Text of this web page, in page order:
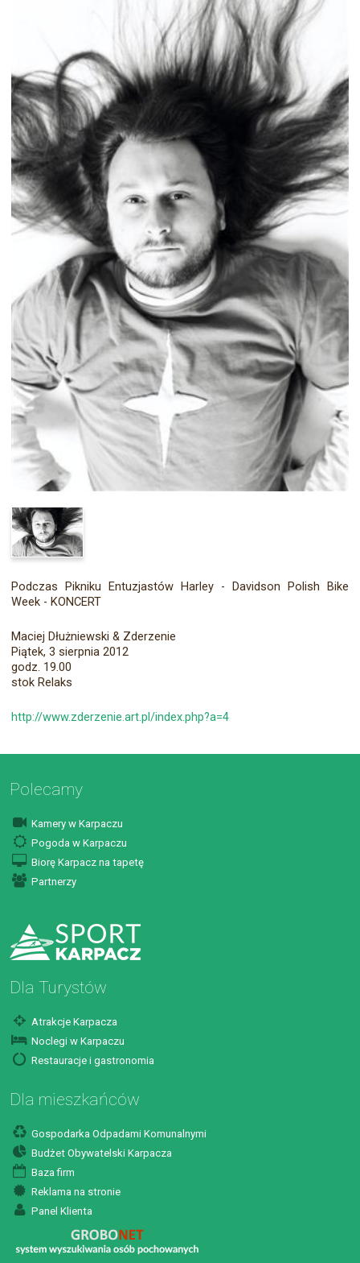
Podczas Pikniku Entuzjastów Harley - Davidson Polish Bike
Week - KONCERT
Maciej Dłużniewski & Zderzenie
Piątek, 3 sierpnia 2012
godz. 19.00
stok Relaks
http://www.zderzenie.art.pl/index.php?a=4
Polecamy
Kamery w Karpaczu
Pogoda w Karpaczu
Biorę Karpacz na tapetę
Partnerzy
Dla Turystów
Atrakcje Karpacza
Noclegi w Karpaczu
Restauracje i gastronomia
Dla mieszkańców
Gospodarka Odpadami Komunalnymi
Budżet Obywatelski Karpacza
Baza firm
Reklama na stronie
Panel Klienta